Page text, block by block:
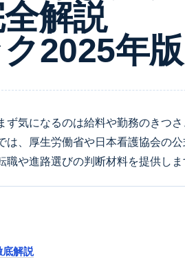
解説
2025年版
気になるのは給料や勤務のきつさ
、厚生労働省や日本看護協会の公
や進路選びの判断材料を提供しま
底解説